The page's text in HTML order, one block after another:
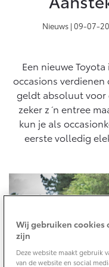
Yaris Cross
HYBRIDE
Vanaf € 31.895,-
Vanaf € 33.495,-
Werkplaatsafspraak
APK
Airco check
Vakantiecheck
Hybride Zekerheid
Toyota handleidingen
Toyota Service
Schade & Garantie
Toyota Pechhulp
Schade & Glasherstel
10 jaar Toyota garantie
Wat is Private Lease?
Bereken je
Private Lease voor ZZP
Financieren
Toyota Betaalplan
Laadpas
Zakelijk
Zakelijk
Toyota voor de zaak
Leaserijder
ZZP
Leasen
Financial Lease
Operational Lease
Contact en Route
Schade melden
Plan een proefrit
Bekijk de
Nieuws | 09-07-
Een nieuwe
occasions
geldt absoluut voor
zeker z´n entree
kun je als
eerste volledig
Wij gebruiken cookies
zijn
Deze website maakt gebruik
van de website en social